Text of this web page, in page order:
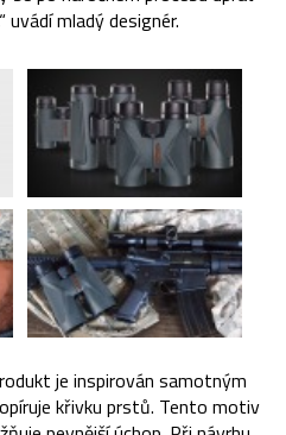
uvádí mladý designér.
je inspirován samotným
křivku prstů. Tento motiv